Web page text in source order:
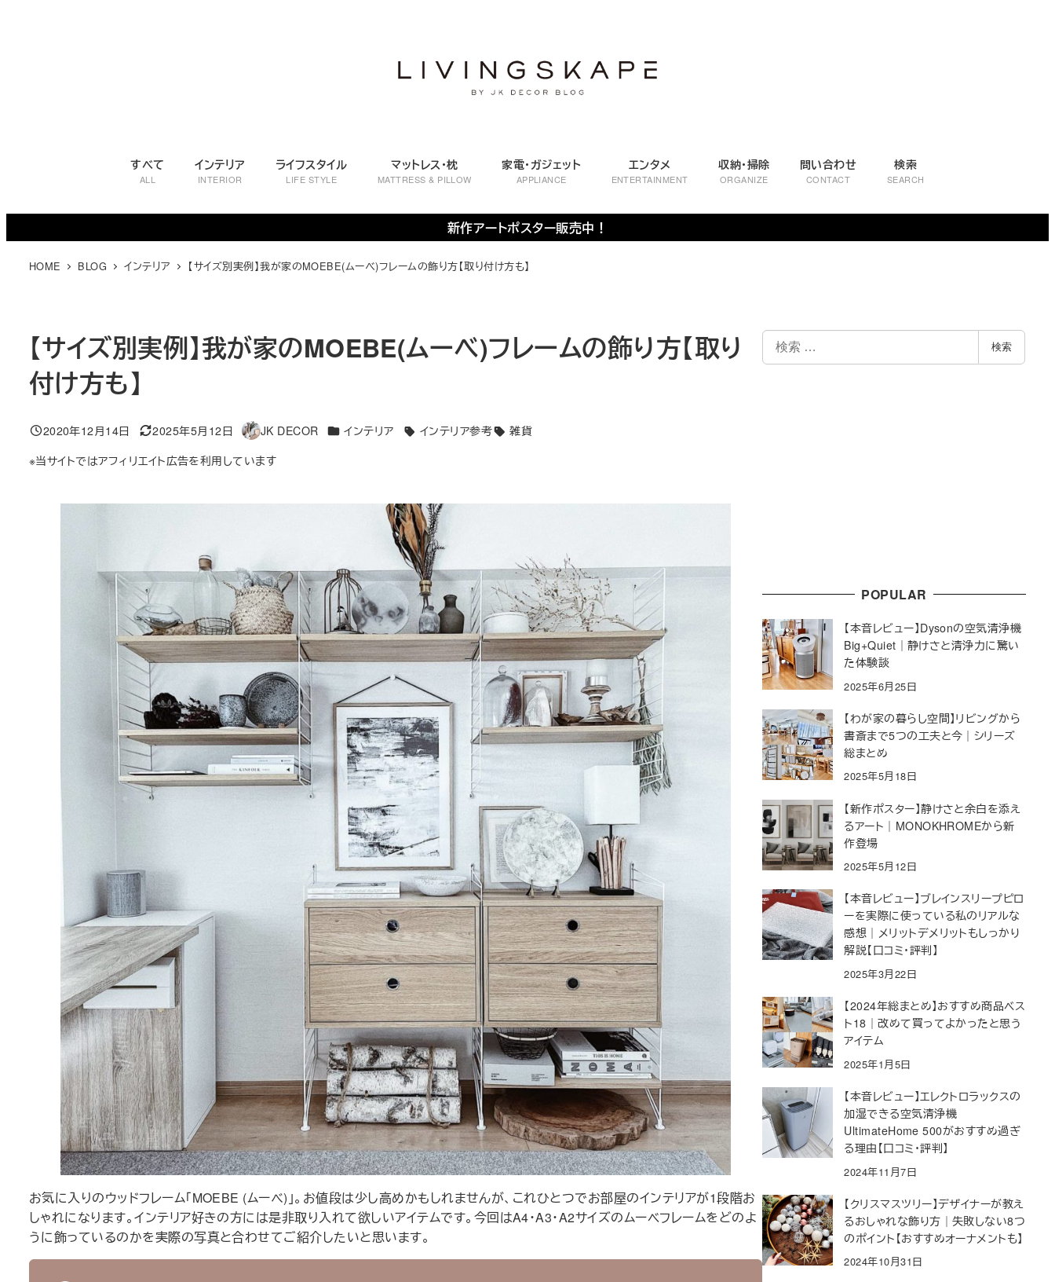
動
すべて
ALL
インテリア
INTERIOR
ライフスタイル
LIFE STYLE
マットレス・枕
MATTRESS & PILLOW
家電・ガジェット
APPLIANCE
エンタメ
ENTERTAINMENT
収納・掃除
ORGANIZE
問い合わせ
CONTACT
検索
SEARCH
新作アートポスター販売中！
HOME BLOG インテリア 【サイズ別実例】我が家のMOEBE(ムーべ)フレームの飾り方【取り付け方も】
【サイズ別実例】我が家のMOEBE(ムーべ)フレームの飾り方【取り
付け方も】
投稿日
2020年12月14日 更新日
2025年5月12日
著
者
JK DECOR カテゴリー
インテリア タグ インテリア参考
雑貨
※当サイトではアフィリエイト広告を利用しています
お気に入りのウッドフレーム｢MOEBE (ムーべ)｣。お値段は少し高めかもしれませんが、これひとつでお部屋のインテリアが1段階お
しゃれになります。インテリア好きの方には是非取り入れて欲しいアイテムです。今回はA4・A3・A2サイズのムーベフレームをどのよ
うに飾っているのかを実際の写真と合わせてご紹介したいと思います。
検
検索
POPULAR
【本音レビュー】Dysonの空気清浄機
Big+Quiet｜静けさと清浄力に驚い
た体験談
2025年6月25日
【わが家の暮らし空間】リビングから
書斎まで5つの工夫と今｜シリーズ
総まとめ
2025年5月18日
【新作ポスター】静けさと余白を添え
るアート｜MONOKHROMEから新
作登場
2025年5月12日
【本音レビュー】ブレインスリープピロ
ーを実際に使っている私のリアルな
感想｜メリットデメリットもしっかり
解説【口コミ・評判】
2025年3月22日
【2024年総まとめ】おすすめ商品ベス
ト18｜改めて買ってよかったと思う
アイテム
2025年1月5日
【本音レビュー】エレクトロラックスの
加湿できる空気清浄機
UltimateHome 500がおすすめ過ぎ
る理由【口コミ・評判】
2024年11月7日
【クリスマスツリー】デザイナーが教え
るおしゃれな飾り方｜失敗しない8つ
のポイント【おすすめオーナメントも】
2024年10月31日